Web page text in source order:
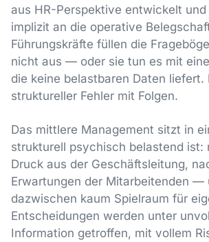
aus HR-Perspektive entwickelt
implizit an die operative
Führungskräfte füllen die
nicht aus — oder sie tun es mit
die keine belastbaren Daten liefert.
struktureller Fehler mit Folgen.
Das mittlere Management sitzt in
strukturell psychisch belastend ist:
Druck aus der Geschäftsleitung,
Erwartungen der Mitarbeitenden —
dazwischen kaum Spielraum für
Entscheidungen werden unter
Information getroffen, mit vollem